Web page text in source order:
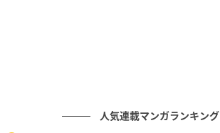
反応をされていらっしゃいましたか？
人気連載マンガランキング